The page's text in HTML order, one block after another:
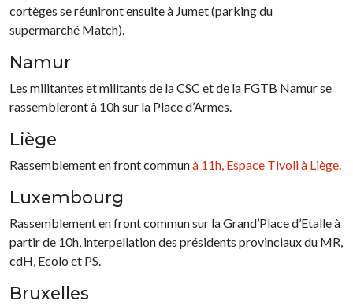
cortèges se réuniront ensuite à Jumet (parking du
supermarché Match).
Namur
Les militantes et militants de la CSC et de la FGTB Namur se
rassembleront à 10h sur la Place d’Armes.
Liège
Rassemblement en front communà 11h, Espace Tivoli à Liège
Luxembourg
Rassemblement en front commun sur la Grand’Place d’Etalle à
partir de 10h, interpellation des présidents provinciaux du MR,
cdH, Ecolo et PS.
Bruxelles